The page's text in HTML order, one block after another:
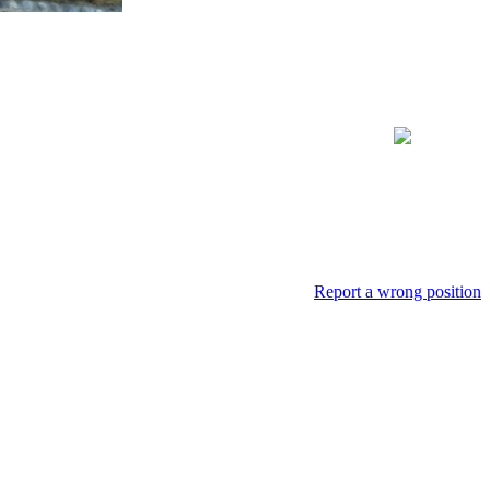
Report a wrong position